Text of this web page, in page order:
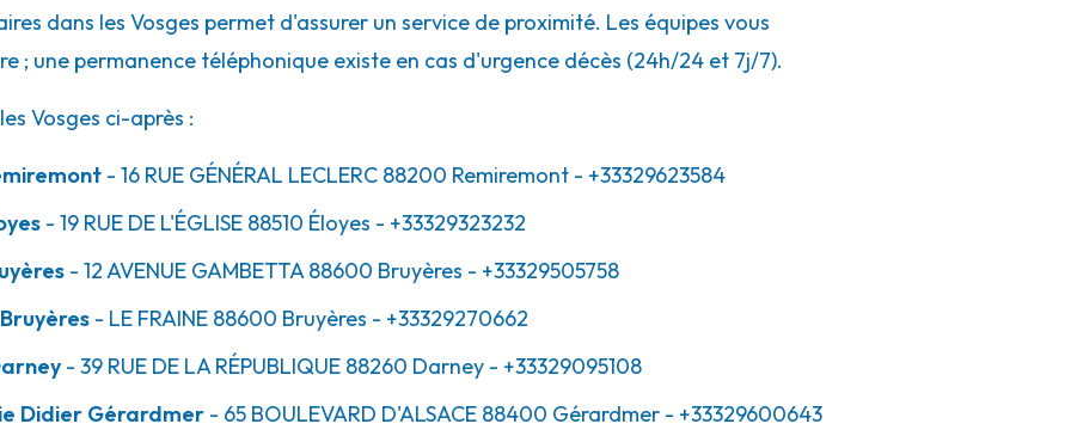
dans les Vosges permet d'assurer un service de proximité. Les équipes vous
; une permanence téléphonique existe en cas d'urgence décès (24h/24 et 7j/7).
Vosges ci-après :
- 16 RUE GÉNÉRAL LECLERC 88200 Remiremont - +33329623584
- 19 RUE DE L'ÉGLISE 88510 Éloyes - +33329323232
- 12 AVENUE GAMBETTA88600 Bruyères - +33329505758
- LE FRAINE 88600 Bruyères - +33329270662
- 39 RUE DE LA RÉPUBLIQUE 88260 Darney - +33329095108
Didier Gérardmer - 65 BOULEVARD D'ALSACE 88400 Gérardmer - +33329600643